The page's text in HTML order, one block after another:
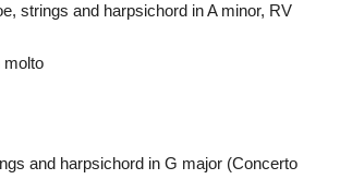
strings and harpsichord in A minor, RV
molto
and harpsichord in G major (Concerto